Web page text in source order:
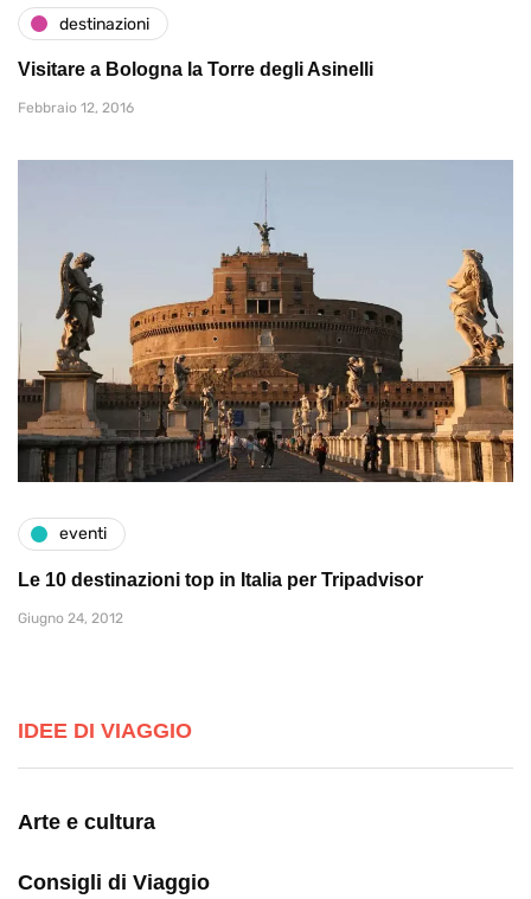
destinazioni
Visitare a Bologna la Torre degli Asinelli
Febbraio 12, 2016
eventi
Le 10 destinazioni top in Italia per Tripadvisor
Giugno 24, 2012
IDEE DI VIAGGIO
Arte e cultura
Consigli di Viaggio